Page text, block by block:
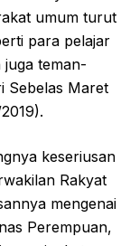
umum turut
para pelajar
teman-
Sebelas Maret
keseriusan
Rakyat
mengenai
Perempuan,